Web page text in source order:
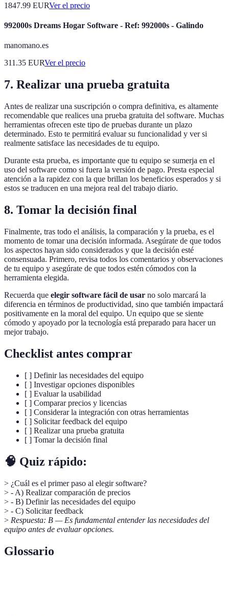
1847.99 EURVer el precio
992000s Dreams Hogar Software - Ref: 992000s - Galindo
manomano.es
311.35 EURVer el precio
7. Realizar una prueba gratuita
Antes de realizar una suscripción o compra definitiva, es altamente
recomendable que realices una prueba gratuita del software. Muchas
herramientas ofrecen este tipo de pruebas durante un plazo
determinado. Esto te permitirá evaluar su funcionalidad y ver si
realmente satisface las necesidades de tu equipo.
Durante esta prueba, es importante que tu equipo se sumerja en el
uso del software como si fuera la versión de pago. Presta especial
atención a la rapidez con la que brillan los beneficios esperados y si
estos se traducen en una mejora real del trabajo diario.
8. Tomar la decisión final
Finalmente, tras todo el análisis, la comparación y la prueba, es el
momento de tomar una decisión informada. Asegúrate de que todos
los aspectos hayan sido considerados y que la decisión esté
consensuada. Primero, revisa todos los comentarios y observaciones
de tu equipo y asegúrate de que todos estén cómodos con la
herramienta elegida.
Recuerda que elegir software fácil de usar no solo marcará la
diferencia en términos de productividad, sino que también impactará
positivamente en la moral del equipo. Un equipo que se siente
cómodo y apoyado por la tecnología está preparado para hacer un
mejor trabajo.
Checklist antes comprar
[ ] Definir las necesidades del equipo
[ ] Investigar opciones disponibles
[ ] Evaluar la usabilidad
[ ] Comparar precios y licencias
[ ] Considerar la integración con otras herramientas
[ ] Solicitar feedback del equipo
[ ] Realizar una prueba gratuita
[ ] Tomar la decisión final
🧠 Quiz rápido:
> ¿Cuál es el primer paso al elegir software?
> - A) Realizar comparación de precios
> - B) Definir las necesidades del equipo
> - C) Solicitar feedback
> Respuesta: B — Es fundamental entender las necesidades del
equipo antes de evaluar opciones.
Glossario